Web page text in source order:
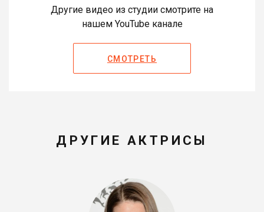
Другие видео из студии смотрите на
нашем YouTube канале
СМОТРЕТЬ
ДРУГИЕ АКТРИСЫ